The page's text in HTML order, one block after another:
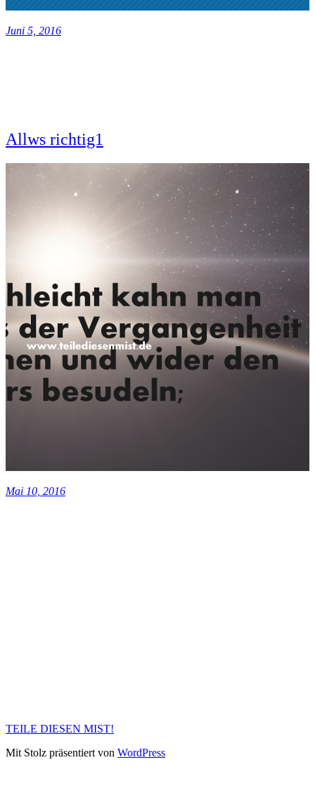
Juni 5, 2016
Allws richtig1
Mai 10, 2016
TEILE DIESEN MIST!
Mit Stolz präsentiert von WordPress